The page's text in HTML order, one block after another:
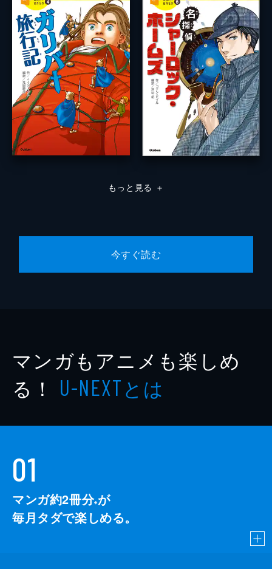
もっと見る ＋
今すぐ読む
マンガもアニメも楽しめ
る！ U-NEXTとは
01
マンガ約2冊分※が
毎月タダで楽しめる。